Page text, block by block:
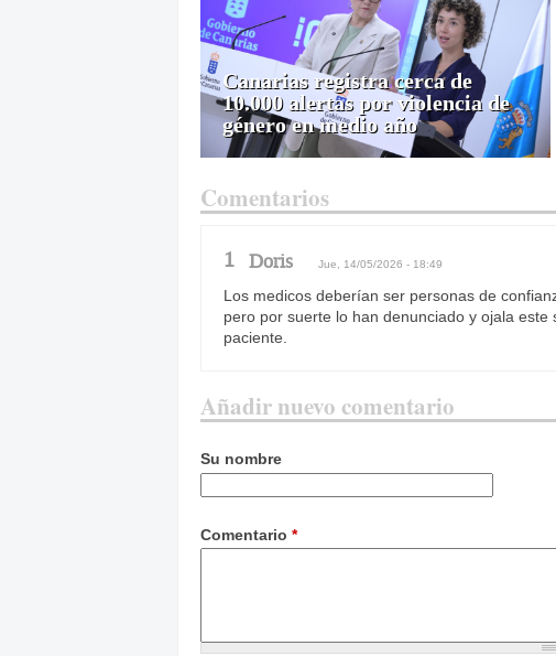
Canarias registra cerca de
10.000 alertas por violencia de
género en medio año
Comentarios
1 Doris Jue, 14/05/2026 - 18:49
Los medicos deberían ser personas de
pero por suerte lo han denunciado y ojala
paciente.
Añadir nuevo comentario
Su nombre
Comentario *